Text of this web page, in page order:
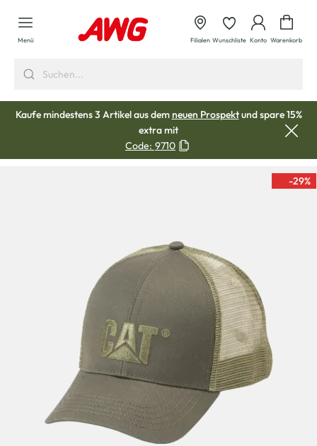
springen
Menü Filialen Wunschliste Konto Warenkorb
Kaufe mindestens 3 Artikel aus demneuen Prospektund spare 15%
extra mit
Code: 9710
-29%